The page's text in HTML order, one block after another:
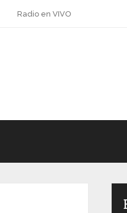
Radio en VIVO